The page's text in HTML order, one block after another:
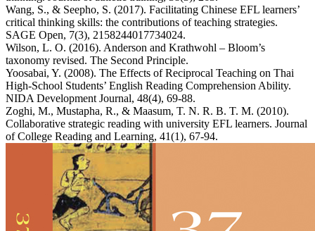
Wang, S., & Seepho, S. (2017). Facilitating Chinese EFL learners’
critical thinking skills: the contributions of teaching strategies.
SAGE Open, 7(3), 2158244017734024.
Wilson, L. O. (2016). Anderson and Krathwohl – Bloom’s
taxonomy revised. The Second Principle.
Yoosabai, Y. (2008). The Effects of Reciprocal Teaching on Thai
High-School Students’ English Reading Comprehension Ability.
NIDA Development Journal, 48(4), 69-88.
Zoghi, M., Mustapha, R., & Maasum, T. N. R. B. T. M. (2010).
Collaborative strategic reading with university EFL learners. Journal
of College Reading and Learning, 41(1), 67-94.